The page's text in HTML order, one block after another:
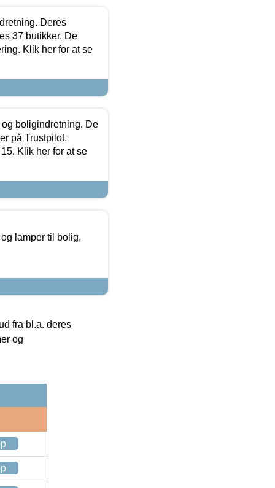
Deres
37 butikker. De
Klik her for at se
boligindretning. De
på Trustpilot.
Klik her for at se
lamper til bolig,
fra bl.a. deres
og